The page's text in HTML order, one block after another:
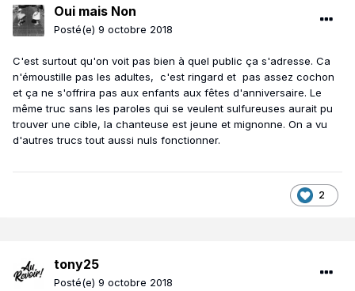
Oui mais Non
Posté(e) 9 octobre 2018
C'est surtout qu'on voit pas bien à quel public ça s'adresse. Ca
n'émoustille pas les adultes, c'est ringard et pas assez cochon
et ça ne s'offrira pas aux enfants aux fêtes d'anniversaire. Le
même truc sans les paroles qui se veulent sulfureuses aurait pu
trouver une cible, la chanteuse est jeune et mignonne. On a vu
d'autres trucs tout aussi nuls fonctionner.
2
tony25
Posté(e) 9 octobre 2018